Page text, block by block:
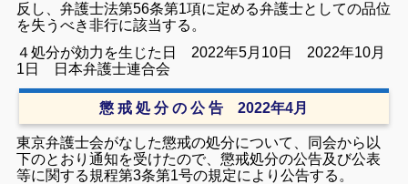
反し、弁護士法第56条第1項に定める弁護士としての品位
を失うべき非行に該当する。
４処分が効力を生じた日 2022年5月10日 2022年10月
1日 日本弁護士連合会
懲 戒 処 分 の 公 告 2022年4月
東京弁護士会がなした懲戒の処分について、同会から以
下のとおり通知を受けたので、懲戒処分の公告及び公表
等に関する規程第3条第1号の規定により公告する。